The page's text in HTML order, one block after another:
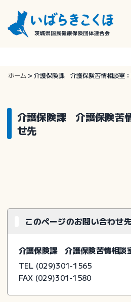
content
ホーム > 介護保険課 介護保険苦情相談室
介護保険課 介護保険苦
せ先
このページのお問い合わせ先
介護保険課 介護保険苦情相談
TEL (029)301-1565
FAX (029)301-1580